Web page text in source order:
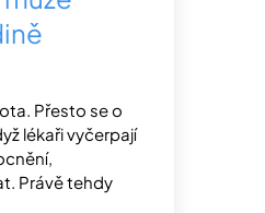
Přesto se o
lékaři vyčerpají
Právě tehdy